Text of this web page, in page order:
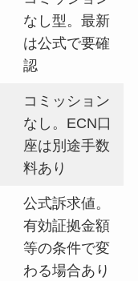
なし型。最新
は公式で要確
認
コミッション
なし。ECN口
座は別途手数
料あり
公式訴求値。
有効証拠金額
等の条件で変
わる場合あり